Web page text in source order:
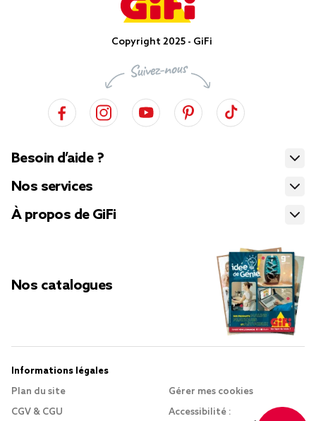
Copyright 2025 - GiFi
Besoin d’aide ?
Nos services
À propos de GiFi
Nos catalogues
Informations légales
Plan du site
CGV & CGU
Gérer mes cookies
Accessibilité :